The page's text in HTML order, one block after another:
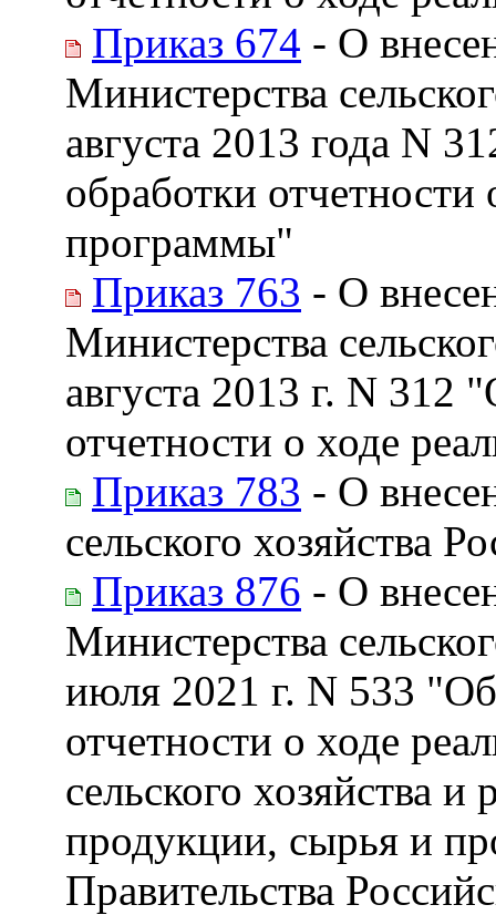
Приказ 674 - О
Министерства
августа 2013 года N
обработки отчетности
программы"
Приказ 763 - О
Министерства
августа 2013 г. N 312
отчетности о ходе
Приказ 783 - О
сельского хозяйства
Приказ 876 - О
Министерства
июля 2021 г. N 533 "Об
отчетности о ходе
сельского хозяйства
продукции, сырья и
Правительства